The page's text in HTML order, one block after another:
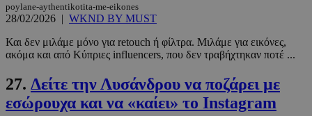
poylane-aythentikotita-me-eikones
28/02/2026 | WKND BY MUST
Και δεν μιλάμε μόνο για retouch ή φίλτρα. Μιλάμε για εικόνες,
ακόμα και από Κύπριες influencers, που δεν τραβήχτηκαν ποτέ ...
27. Δείτε την Λυσάνδρου να ποζάρει με
εσώρουχα και να «καίει» το Instagram